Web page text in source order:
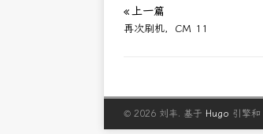
« 上一篇
再次刷机，CM 11
© 2026 刘丰. 基于 Hugo 引擎和